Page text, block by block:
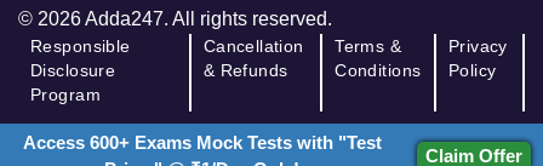
© 2026 Adda247. All rights reserved.
Responsible
Disclosure
Program
Cancellation
& Refunds
Terms &
Conditions
Privacy
Policy
Access 600+ Exams Mock Tests with "Test
Claim Offer